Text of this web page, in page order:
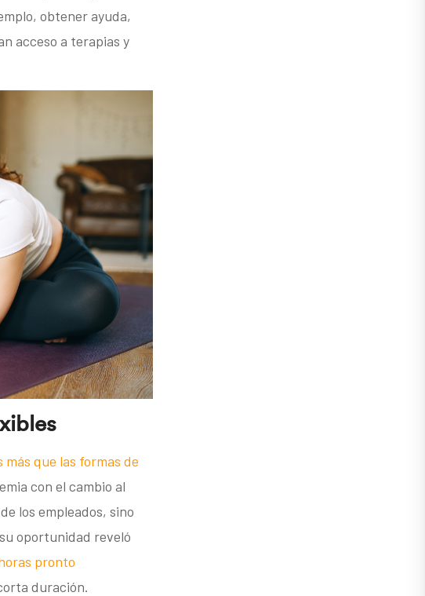
obtener ayuda,
acceso a terapias y
que las formas de
con el cambio al
los empleados, sino
oportunidad reveló
pronto
duración.